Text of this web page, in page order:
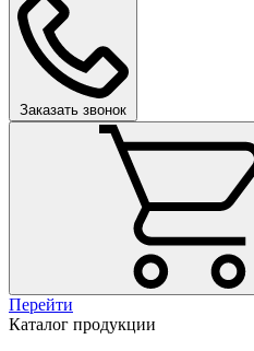
Заказать звонок
Перейти
Каталог продукции